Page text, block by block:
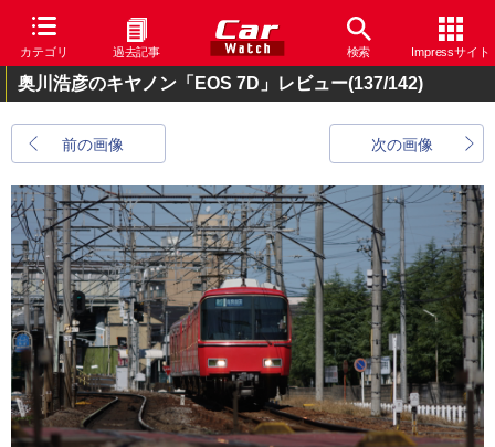
カテゴリ 過去記事 検索 Impressサイト
奥川浩彦のキヤノン「EOS 7D」レビュー(137/142)
前の画像 次の画像